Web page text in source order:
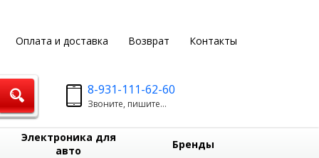
Оплата и доставка Возврат Контакты
8-931-111-62-60
Звоните, пишите...
Электроника для
авто
Бренды